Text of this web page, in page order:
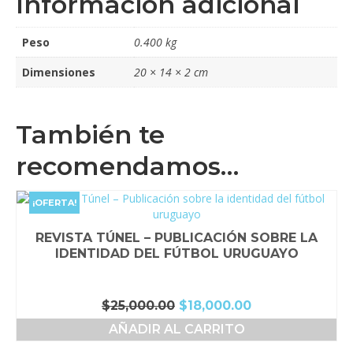
Peso
0.400 kg
Dimensiones
20 × 14 × 2 cm
También te
recomendamos…
¡OFERTA!
REVISTA TÚNEL – PUBLICACIÓN SOBRE LA
IDENTIDAD DEL FÚTBOL URUGUAYO
$25,000.00 El
precio
original
$18,000.00El
precio
AÑADIR AL CARRITO